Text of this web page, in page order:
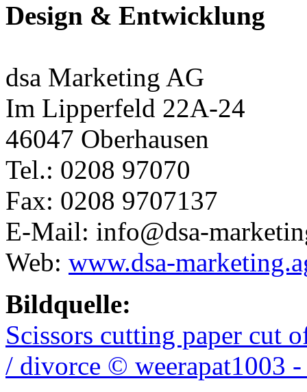
Design & Entwicklung
dsa Marketing AG
Im Lipperfeld 22A-24
46047 Oberhausen
Tel.: 0208 97070
Fax: 0208 9707137
E-Mail: info@dsa-
Web: www.dsa-
Bildquelle:
Scissors cutting paper cut
/ divorce © weerapat1003